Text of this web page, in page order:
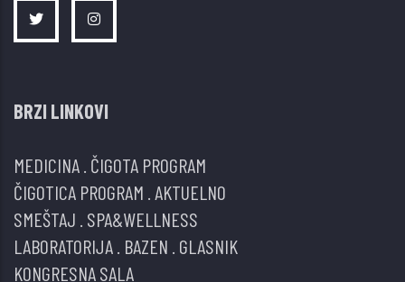
BRZI LINKOVI
MEDICINA ČIGOTA PROGRAM
ČIGOTICA PROGRAM AKTUELNO
SMEŠTAJ SPA&WELLNESS
LABORATORIJA BAZEN GLASNIK
KONGRESNA SALA